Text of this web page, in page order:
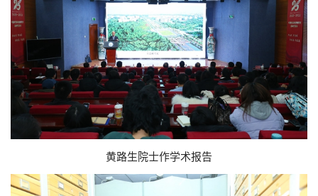
黄路生院士作学术报告